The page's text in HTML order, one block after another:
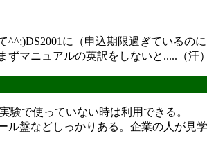
に（申込期限過ぎているの
マニュアルの英訳をしないと.....（汗）
で使っていない時は利用できる。
盤などしっかりある。企業の人が見